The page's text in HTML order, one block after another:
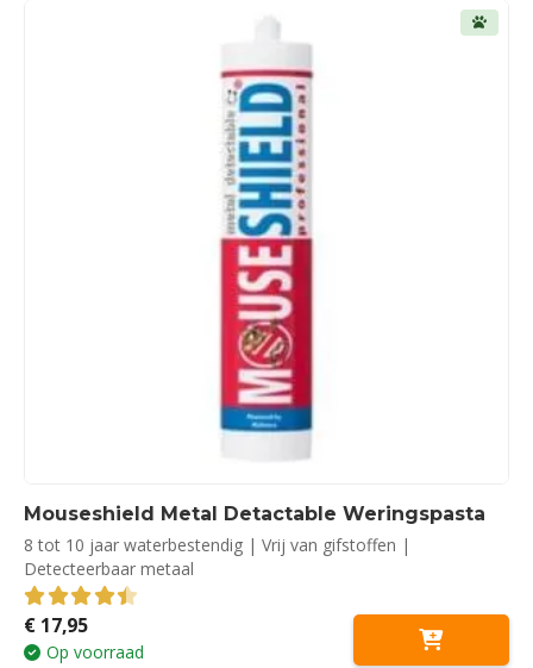
Mouseshield Metal Detactable Weringspasta
8 tot 10 jaar waterbestendig | Vrij van gifstoffen |
Detecteerbaar metaal
4.50out of 5
€ 17,95
Op voorraad